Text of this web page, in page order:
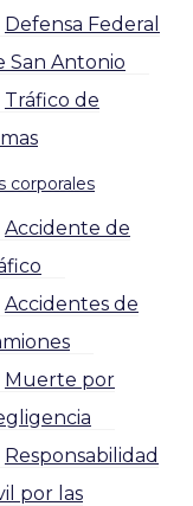
Defensa Federal
San Antonio
Tráfico de
corporales
Accidente de
Accidentes de
Muerte por
Responsabilidad
por las